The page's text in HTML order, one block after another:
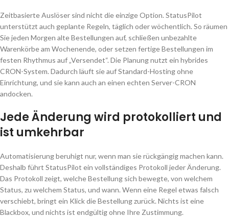
Zeitbasierte Auslöser sind nicht die einzige Option. StatusPilot
unterstützt auch geplante Regeln, täglich oder wöchentlich. So räumen
Sie jeden Morgen alte Bestellungen auf, schließen unbezahlte
Warenkörbe am Wochenende, oder setzen fertige Bestellungen im
festen Rhythmus auf „Versendet“. Die Planung nutzt ein hybrides
CRON-System. Dadurch läuft sie auf Standard-Hosting ohne
Einrichtung, und sie kann auch an einen echten Server-CRON
andocken.
Jede Änderung wird protokolliert und
ist umkehrbar
Automatisierung beruhigt nur, wenn man sie rückgängig machen kann.
Deshalb führt StatusPilot ein vollständiges Protokoll jeder Änderung.
Das Protokoll zeigt, welche Bestellung sich bewegte, von welchem
Status, zu welchem Status, und wann. Wenn eine Regel etwas falsch
verschiebt, bringt ein Klick die Bestellung zurück. Nichts ist eine
Blackbox, und nichts ist endgültig ohne Ihre Zustimmung.